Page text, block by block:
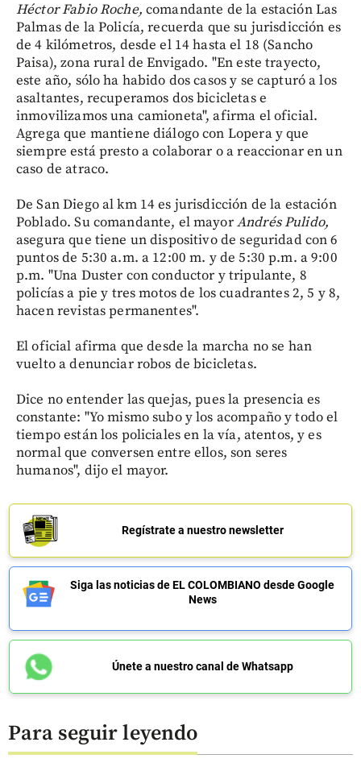
Héctor Fabio Roche, comandante de la estación Las
Palmas de la Policía, recuerda que su jurisdicción es
de 4 kilómetros, desde el 14 hasta el 18 (Sancho
Paisa), zona rural de Envigado. "En este trayecto,
este año, sólo ha habido dos casos y se capturó a los
asaltantes, recuperamos dos bicicletas e
inmovilizamos una camioneta", afirma el oficial.
Agrega que mantiene diálogo con Lopera y que
siempre está presto a colaborar o a reaccionar en un
caso de atraco.
De San Diego al km 14 es jurisdicción de la estación
Poblado. Su comandante, el mayorAndrés Pulido,
asegura que tiene un dispositivo de seguridad con 6
puntos de 5:30 a.m. a 12:00 m. y de 5:30 p.m. a 9:00
p.m. "Una Duster con conductor y tripulante, 8
policías a pie y tres motos de los cuadrantes 2, 5 y 8,
hacen revistas permanentes".
El oficial afirma que desde la marcha no se han
vuelto a denunciar robos de bicicletas.
Dice no entender las quejas, pues la presencia es
constante: "Yo mismo subo y los acompaño y todo el
tiempo están los policiales en la vía, atentos, y es
normal que conversen entre ellos, son seres
humanos", dijo el mayor.
Regístrate a nuestro newsletter
Siga las noticias de EL COLOMBIANO desde Google
News
Únete a nuestro canal de Whatsapp
Para seguir leyendo